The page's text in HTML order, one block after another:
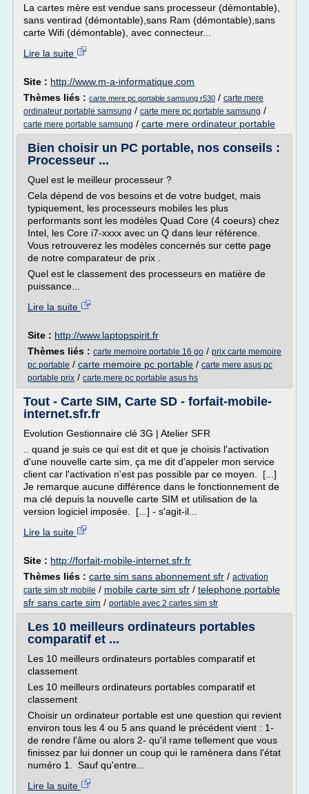
La cartes mère est vendue sans processeur (démontable),
sans ventirad (démontable),sans Ram (démontable),sans
carte Wifi (démontable), avec connecteur...
Lire la suite
Site : http://www.m-a-informatique.com
Thèmes liés : carte mere pc portable samsung r530 / carte mere
ordinateur portable samsung / carte mere pc portable samsung /
carte mere portable samsung / carte mere ordinateur portable
Bien choisir un PC portable, nos conseils :
Processeur ...
Quel est le meilleur processeur ?
Cela dépend de vos besoins et de votre budget, mais
typiquement, les processeurs mobiles les plus
performants sont les modèles Quad Core (4 coeurs) chez
Intel, les Core i7-xxxx avec un Q dans leur référence.
Vous retrouverez les modèles concernés sur cette page
de notre comparateur de prix .
Quel est le classement des processeurs en matière de
puissance...
Lire la suite
Site : http://www.laptopspirit.fr
Thèmes liés : carte memoire portable 16 go / prix carte memoire
pc portable / carte memoire pc portable / carte mere asus pc
portable prix / carte mere pc portable asus hs
Tout - Carte SIM, Carte SD - forfait-mobile-
internet.sfr.fr
Evolution Gestionnaire clé 3G | Atelier SFR
.. quand je suis ce qui est dit et que je choisis l'activation
d'une nouvelle carte sim, ça me dit d'appeler mon service
client car l'activation n'est pas possible par ce moyen. [...]
Je remarque aucune différence dans le fonctionnement de
ma clé depuis la nouvelle carte SIM et utilisation de la
version logiciel imposée. [...] - s'agit-il...
Lire la suite
Site : http://forfait-mobile-internet.sfr.fr
Thèmes liés : carte sim sans abonnement sfr / activation
carte sim sfr mobile / mobile carte sim sfr / telephone portable
sfr sans carte sim / portable avec 2 cartes sim sfr
Les 10 meilleurs ordinateurs portables
comparatif et ...
Les 10 meilleurs ordinateurs portables comparatif et
classement
Les 10 meilleurs ordinateurs portables comparatif et
classement
Choisir un ordinateur portable est une question qui revient
environ tous les 4 ou 5 ans quand le précédent vient : 1-
de rendre l'âme ou alors 2- qu'il rame tellement que vous
finissez par lui donner un coup qui le ramènera dans l'état
numéro 1. Sauf qu'entre...
Lire la suite